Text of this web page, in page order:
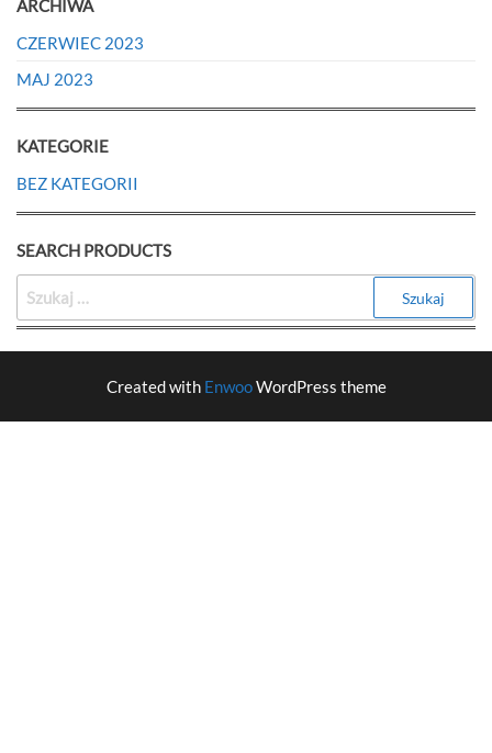
ARCHIWA
CZERWIEC 2023
MAJ 2023
KATEGORIE
BEZ KATEGORII
SEARCH PRODUCTS
Created with EnwooWordPress theme